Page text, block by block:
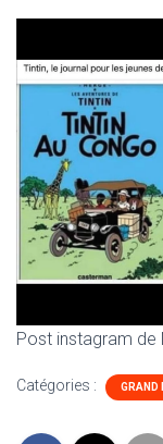
Post instagram de
Catégories : GRAND